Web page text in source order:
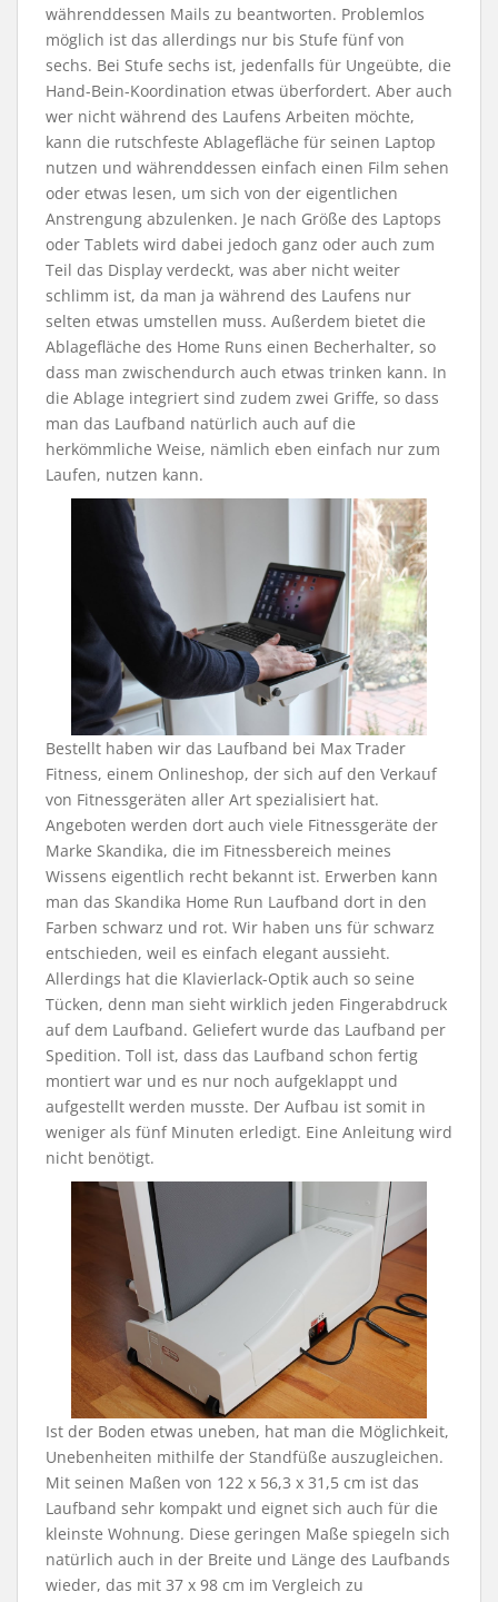
währenddessen Mails zu beantworten. Problemlos
möglich ist das allerdings nur bis Stufe fünf von
sechs. Bei Stufe sechs ist, jedenfalls für Ungeübte, die
Hand-Bein-Koordination etwas überfordert. Aber auch
wer nicht während des Laufens Arbeiten möchte,
kann die rutschfeste Ablagefläche für seinen Laptop
nutzen und währenddessen einfach einen Film sehen
oder etwas lesen, um sich von der eigentlichen
Anstrengung abzulenken. Je nach Größe des Laptops
oder Tablets wird dabei jedoch ganz oder auch zum
Teil das Display verdeckt, was aber nicht weiter
schlimm ist, da man ja während des Laufens nur
selten etwas umstellen muss. Außerdem bietet die
Ablagefläche des Home Runs einen Becherhalter, so
dass man zwischendurch auch etwas trinken kann. In
die Ablage integriert sind zudem zwei Griffe, so dass
man das Laufband natürlich auch auf die
herkömmliche Weise, nämlich eben einfach nur zum
Laufen, nutzen kann.
Bestellt haben wir das Laufband bei Max Trader
Fitness, einem Onlineshop, der sich auf den Verkauf
von Fitnessgeräten aller Art spezialisiert hat.
Angeboten werden dort auch viele Fitnessgeräte der
Marke Skandika, die im Fitnessbereich meines
Wissens eigentlich recht bekannt ist. Erwerben kann
man das Skandika Home Run Laufband dort in den
Farben schwarz und rot. Wir haben uns für schwarz
entschieden, weil es einfach elegant aussieht.
Allerdings hat die Klavierlack-Optik auch so seine
Tücken, denn man sieht wirklich jeden Fingerabdruck
auf dem Laufband. Geliefert wurde das Laufband per
Spedition. Toll ist, dass das Laufband schon fertig
montiert war und es nur noch aufgeklappt und
aufgestellt werden musste. Der Aufbau ist somit in
weniger als fünf Minuten erledigt. Eine Anleitung wird
nicht benötigt.
Ist der Boden etwas uneben, hat man die Möglichkeit,
Unebenheiten mithilfe der Standfüße auszugleichen.
Mit seinen Maßen von 122 x 56,3 x 31,5 cm ist das
Laufband sehr kompakt und eignet sich auch für die
kleinste Wohnung. Diese geringen Maße spiegeln sich
natürlich auch in der Breite und Länge des Laufbands
wieder, das mit 37 x 98 cm im Vergleich zu